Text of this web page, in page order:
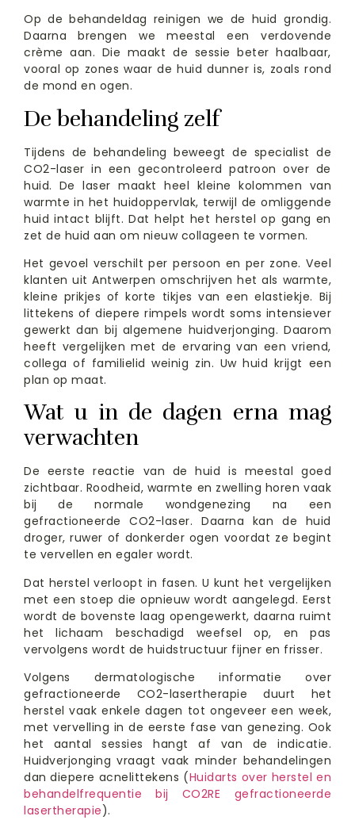
Op de behandeldag reinigen we de huid grondig.
Daarna brengen we meestal een verdovende
crème aan. Die maakt de sessie beter haalbaar,
vooral op zones waar de huid dunner is, zoals rond
de mond en ogen.
De behandeling zelf
Tijdens de behandeling beweegt de specialist de
CO2-laser in een gecontroleerd patroon over de
huid. De laser maakt heel kleine kolommen van
warmte in het huidoppervlak, terwijl de omliggende
huid intact blijft. Dat helpt het herstel op gang en
zet de huid aan om nieuw collageen te vormen.
Het gevoel verschilt per persoon en per zone. Veel
klanten uit Antwerpen omschrijven het als warmte,
kleine prikjes of korte tikjes van een elastiekje. Bij
littekens of diepere rimpels wordt soms intensiever
gewerkt dan bij algemene huidverjonging. Daarom
heeft vergelijken met de ervaring van een vriend,
collega of familielid weinig zin. Uw huid krijgt een
plan op maat.
Wat u in de dagen erna mag
verwachten
De eerste reactie van de huid is meestal goed
zichtbaar. Roodheid, warmte en zwelling horen vaak
bij de normale wondgenezing na een
gefractioneerde CO2-laser. Daarna kan de huid
droger, ruwer of donkerder ogen voordat ze begint
te vervellen en egaler wordt.
Dat herstel verloopt in fasen. U kunt het vergelijken
met een stoep die opnieuw wordt aangelegd. Eerst
wordt de bovenste laag opengewerkt, daarna ruimt
het lichaam beschadigd weefsel op, en pas
vervolgens wordt de huidstructuur fijner en frisser.
Volgens dermatologische informatie over
gefractioneerde CO2-lasertherapie duurt het
herstel vaak enkele dagen tot ongeveer een week,
met vervelling in de eerste fase van genezing. Ook
het aantal sessies hangt af van de indicatie.
Huidverjonging vraagt vaak minder behandelingen
dan diepere acnelittekens (Huidarts over herstel en
behandelfrequentie bij CO2RE gefractioneerde
lasertherapie).